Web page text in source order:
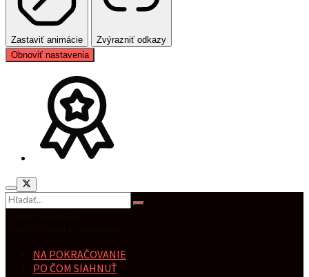
Zastaviť animácie
Zvýrazniť odkazy
Obnoviť nastavenia
NA POKRAČOVANIE
PO ČOM SIAHNUŤ